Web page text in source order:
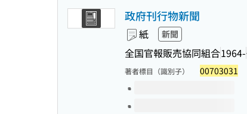
政府刊行物新聞
紙 新聞
全国官報販売協同組合1964-
著者標目（識別子） 00703031
このタイトルの巻号